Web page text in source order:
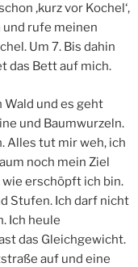
‚kurz vor Kochel‘,
und rufe meinen
Um 7. Bis dahin
das Bett auf mich.
Wald und es geht
und Baumwurzeln.
Alles tut mir weh, ich
noch mein Ziel
wie erschöpft ich bin.
Stufen. Ich darf nicht
Ich heule
das Gleichgewicht.
auf und eine